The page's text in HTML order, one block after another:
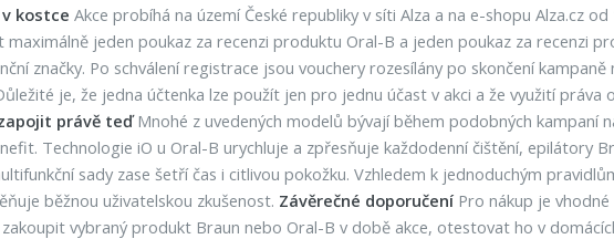
kostce Akce probíhá na území České republiky v síti Alza a na e-shopu Alza.cz
maximálně jeden poukaz za recenzi produktu Oral-B a jeden poukaz za recenzi
značky. Po schválení registrace jsou vouchery rozesílány po skončení
je, že jedna účtenka lze použít jen pro jednu účast v akci a že využití
právě teďMnohé z uvedených modelů bývají během podobných kampaní
Technologie iO u Oral-B urychluje a zpřesňuje každodenní čištění, epilátory
sady zase šetří čas i citlivou pokožku. Vzhledem k jednoduchým
běžnou uživatelskou zkušenost. Závěrečné doporučeníPro nákup je vhodné
vybraný produkt Braun nebo Oral-B v době akce, otestovat ho v